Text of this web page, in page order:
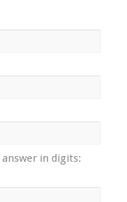
in digits: